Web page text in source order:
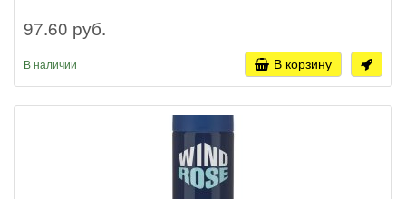
97.60 руб.
В наличии В корзину